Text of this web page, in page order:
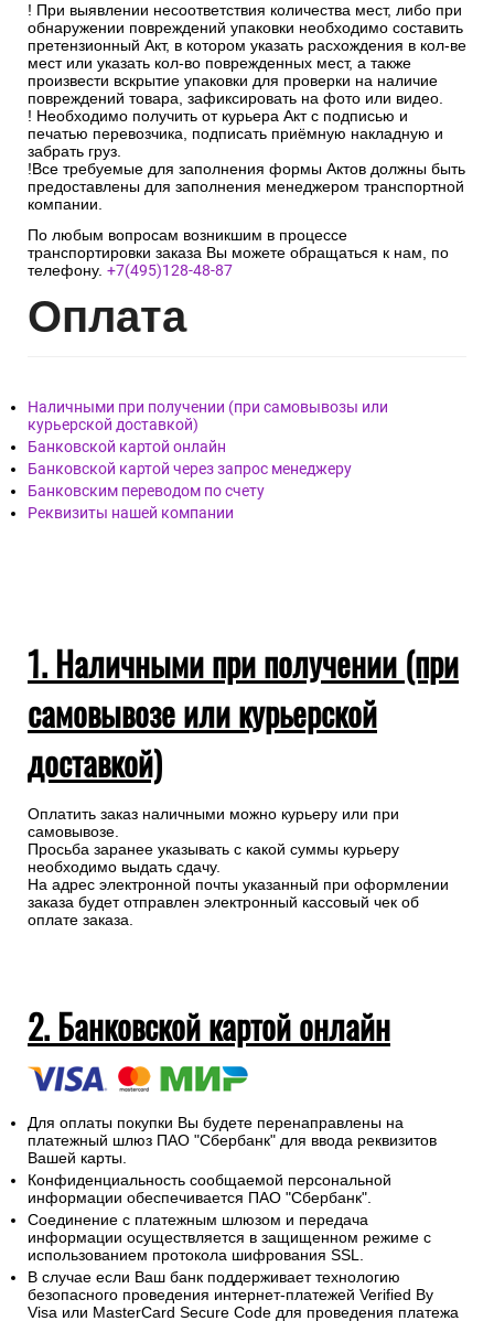
! При выявлении несоответствия количества мест, либо при
обнаружении повреждений упаковки необходимо составить
претензионный Акт, в котором указать расхождения в кол-ве
мест или указать кол-во поврежденных мест, а также
произвести вскрытие упаковки для проверки на наличие
повреждений товара, зафиксировать на фото или видео.
! Необходимо получить от курьера Акт с подписью и
печатью перевозчика, подписать приёмную накладную и
забрать груз.
!Все требуемые для заполнения формы Актов должны быть
предоставлены для заполнения менеджером транспортной
компании.
По любым вопросам возникшим в процессе
транспортировки заказа Вы можете обращаться к нам, по
телефону. +7(495)128-48-87
Оплата
Наличными при получении (при самовывозы или
курьерской доставкой)
Банковской картой онлайн
Банковской картой через запрос менеджеру
Банковским переводом по счету
Реквизиты нашей компании
1. Наличными при получении (при
самовывозе или курьерской
доставкой)
Оплатить заказ наличными можно курьеру или при
самовывозе.
Просьба заранее указывать с какой суммы курьеру
необходимо выдать сдачу.
На адрес электронной почты указанный при оформлении
заказа будет отправлен электронный кассовый чек об
оплате заказа.
2. Банковской картой онлайн
Для оплаты покупки Вы будете перенаправлены на
платежный шлюз ПАО "Сбербанк" для ввода реквизитов
Вашей карты.
Конфиденциальность сообщаемой персональной
информации обеспечивается ПАО "Сбербанк".
Соединение с платежным шлюзом и передача
информации осуществляется в защищенном режиме с
использованием протокола шифрования SSL.
В случае если Ваш банк поддерживает технологию
безопасного проведения интернет-платежей Verified By
Visa или MasterCard Secure Code для проведения платежа